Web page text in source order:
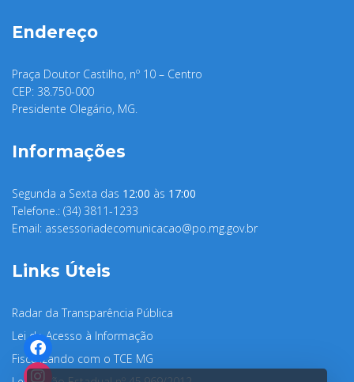
Endereço
Praça Doutor Castilho, nº 10 – Centro
CEP: 38.750-000
Presidente Olegário, MG.
Informações
Segunda a Sexta das 12:00 às 17:00
Telefone.: (34) 3811-1233
Email: assessoriadecomunicacao@po.mg.gov.br
Links Úteis
Radar da Transparência Pública
Lei de Acesso à Informação
Fiscalizando com o TCE MG